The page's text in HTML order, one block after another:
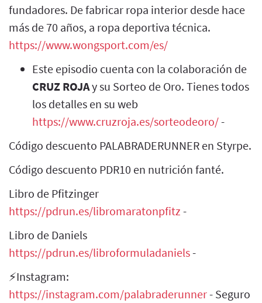
fundadores. De fabricar ropa interior desde hace
más de 70 años, a ropa deportiva técnica.
https://www.wongsport.com/es/
Este episodio cuenta con la colaboración de
CRUZ ROJAy su Sorteo de Oro. Tienes todos
los detalles en su web
https://www.cruzroja.es/sorteodeoro/-
Código descuento PALABRADERUNNER en Styrpe.
Código descuento PDR10 en nutrición fanté.
Libro de Pfitzinger
https://pdrun.es/libromaratonpfitz -
Libro de Daniels
https://pdrun.es/libroformuladaniels-
⚡Instagram:
https://instagram.com/palabraderunner- Seguro